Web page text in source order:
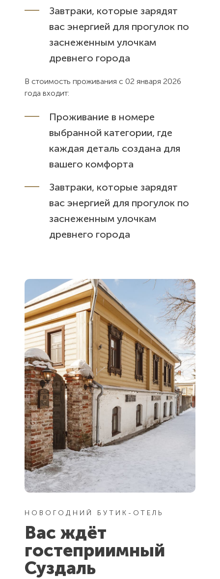
Завтраки, которые зарядят
вас энергией для прогулок по
заснеженным улочкам
древнего города
В стоимость проживания с 02 января 2026
года входит:
Проживание в номере
выбранной категории, где
каждая деталь создана для
вашего комфорта
Завтраки, которые зарядят
вас энергией для прогулок по
заснеженным улочкам
древнего города
НОВОГОДНИЙ БУТИК-ОТЕЛЬ
Вас ждёт
гостеприимный
Суздаль